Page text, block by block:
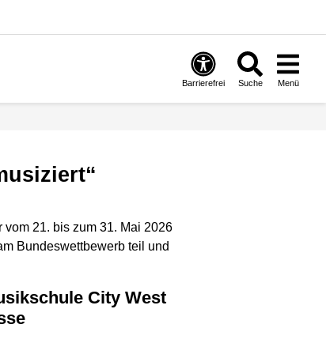
Barrierefrei Suche Menü
21. bis zum 31. Mai 2026
Bundeswettbewerb teil und